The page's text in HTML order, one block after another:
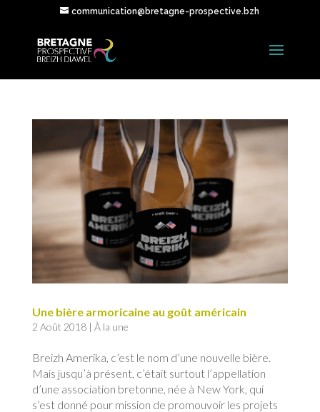
communication@bretagne-prospective.bzh
Une bière armoricaine au goût américain
2 Août 2018| À la une
Breizh Amerika, c’est le nom d’une nouvelle bière.
Mais jusqu’à présent, c’était surtout l’appellation
d’une association bretonne, née à New York, qui
s’est donné pour mission de promouvoir les projets